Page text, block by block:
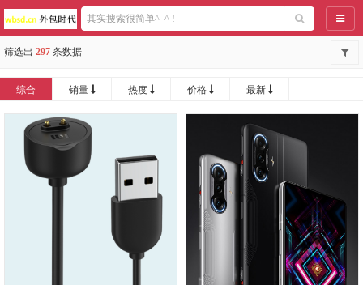
导航
筛选出 297 条数据
综合 销量 热度 价格 最新